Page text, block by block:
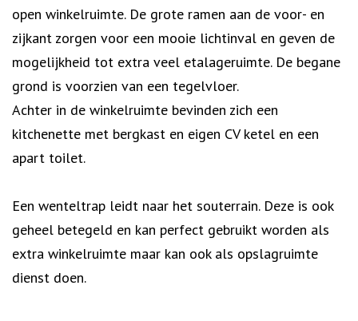
open winkelruimte. De grote ramen aan de voor- en
zijkant zorgen voor een mooie lichtinval en geven de
mogelijkheid tot extra veel etalageruimte. De begane
grond is voorzien van een tegelvloer.
Achter in de winkelruimte bevinden zich een
kitchenette met bergkast en eigen CV ketel en een
apart toilet.
Een wenteltrap leidt naar het souterrain. Deze is ook
geheel betegeld en kan perfect gebruikt worden als
extra winkelruimte maar kan ook als opslagruimte
dienst doen.